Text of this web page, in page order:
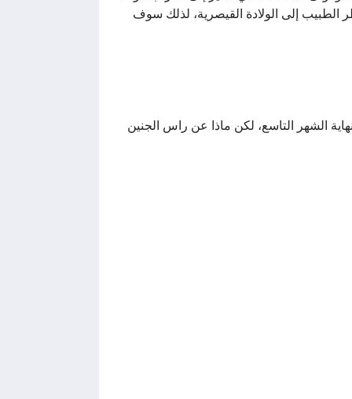
الطبيب إلى الولادة القيصرية، لذلك سوف
الشهر التاسع، لكن ماذا عن راس الجنين